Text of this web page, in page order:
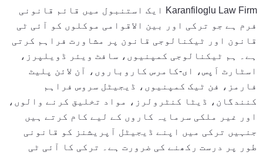
Karanfiloglu Law Firm ایک استنبول میں قائم قانونی
فرم ہے جو ترکی اور بین الاقوامی موکلوں کو آئی ٹی
قانون اور ٹیکنالوجی قانون پر مشاورت فراہم کرتی
ہے۔ ہم ٹیکنالوجی کمپنیوں، سافٹ ویئر ڈویلپرز،
اسٹارٹ اَپس، ای-کامرس کاروباروں، آن لائن پلیٹ
فارمز، فن ٹیک کمپنیوں، ڈیجیٹل سروس فراہم
کنندگان، ڈیٹا کنٹرولرز، مواد تخلیق کرنے والوں،
اور غیر ملکی سرمایہ کاروں کے لیے کام کرتے ہیں
جنہیں ترکی میں اپنے ڈیجیٹل آپریشنز کو قانونی
طور پر درست رکھنے کی ضرورت ہے۔ ترکی کا آئی ٹی